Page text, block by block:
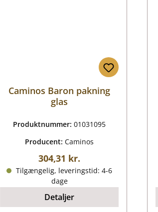
Caminos Baron pakning
glas
Produktnummer:01031095
Producent:Caminos
Almindelig pris:
304,31 kr.
Tilgængelig, leveringstid: 4-6
dage
Detaljer